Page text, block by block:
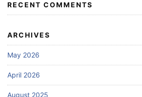
RECENT COMMENTS
ARCHIVES
May 2026
April 2026
August 2025